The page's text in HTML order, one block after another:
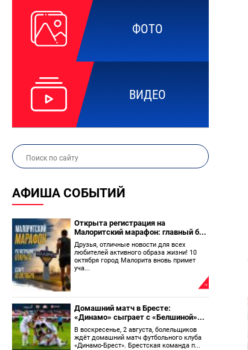
ФОТО
ВИДЕО
АФИША СОБЫТИЙ
Открыта регистрация на
Малоритский марафон: главный б...
Друзья, отличные новости для всех
любителей активного образа жизни! 10
октября город Малорита вновь примет
уча...
Домашний матч в Бресте:
«Динамо» сыграет с «Белшиной»...
В воскресенье, 2 августа, болельщиков
ждёт домашний матч футбольного клуба
«Динамо-Брест». Брестская команда п...